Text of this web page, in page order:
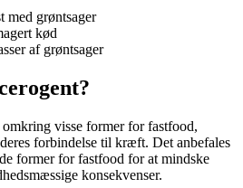
med grøntsager
kød
af grøntsager
visse former for fastfood,
forbindelse til kræft. Det anbefales
former for fastfood for at mindske
konsekvenser.